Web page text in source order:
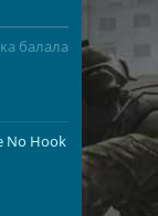
балалайка`14/28
No Hook
1/32